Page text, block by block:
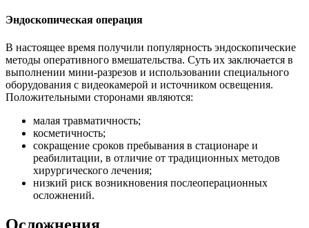
Эндоскопическая операция
В настоящее время получили популярность эндоскопические
методы оперативного вмешательства. Суть их заключается в
выполнении мини-разрезов и использовании специального
оборудования с видеокамерой и источником освещения.
Положительными сторонами являются:
малая травматичность;
косметичность;
сокращение сроков пребывания в стационаре и
реабилитации, в отличие от традиционных методов
хирургического лечения;
низкий риск возникновения послеоперационных
осложнений.
Осложнения